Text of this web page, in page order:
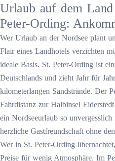
Urlaub auf dem
Peter-Ording:
Wer Urlaub an der Nordsee plant
Flair eines Landhotels verzichten
ideale Basis. St. Peter-Ording ist
Deutschlands und zieht Jahr für
kilometerlangen Sandstrände. Der
Fahrdistanz zur Halbinsel
ein Nordseeurlaub so
herzliche Gastfreundschaft ohne
Wer in St. Peter-Ording
Preise für wenig Atmosphäre. Im